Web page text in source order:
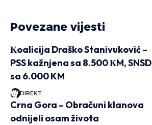
Povezane vijesti
Кoalicija Draško Stanivuković –
PSS kažnjena sa 8.500 КM, SNSD
sa 6.000 KM
DIREKT
Crna Gora – Obračuni klanova
odnijeli osam života